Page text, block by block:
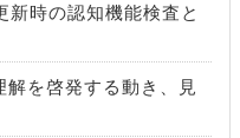
新時の認知機能検査と
解を啓発する動き、見